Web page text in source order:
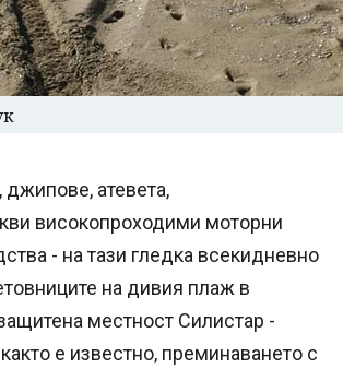
джипове, атевета,
високопроходими моторни
- на тази гледка всекидневно
на дивия плаж в
местност Силистар -
е известно, преминаването с